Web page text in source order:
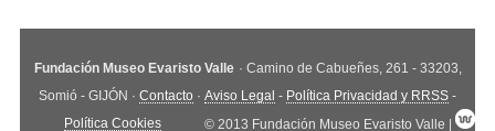
Fundación Museo Evaristo Valle · Camino de Cabueñes, 261 - 33203,
Somió - GIJÓN · Contacto · Aviso Legal - Política Privacidad y RRSS -
Política Cookies © 2013 Fundación Museo Evaristo Valle |